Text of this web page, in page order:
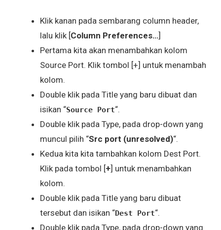
Klik kanan pada sembarang column header,
lalu klik [Column Preferences…]
Pertama kita akan menambahkan kolom
Source Port. Klik tombol [+] untuk menambah
kolom.
Double klik pada Title yang baru dibuat dan
isikan “Source Port“.
Double klik pada Type, pada drop-down yang
muncul pilih “Src port (unresolved)“.
Kedua kita kita tambahkan kolom Dest Port.
Klik pada tombol [+] untuk menambahkan
kolom.
Double klik pada Title yang baru dibuat
tersebut dan isikan “Dest Port“.
Double klik pada Type, pada drop-down yang